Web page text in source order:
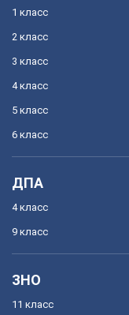
1 класс
2 класс
3 класс
4 класс
5 класс
6 класс
ДПА
4 класс
9 класс
ЗНО
11 класс